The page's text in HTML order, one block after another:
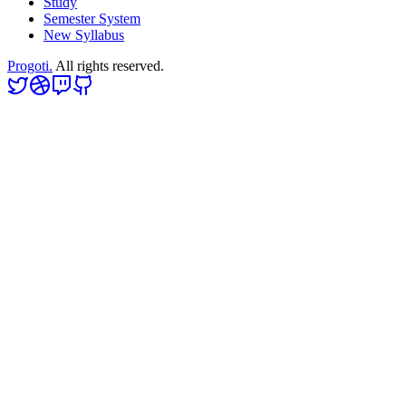
Semester System
New Syllabus
Progoti. All rights reserved.